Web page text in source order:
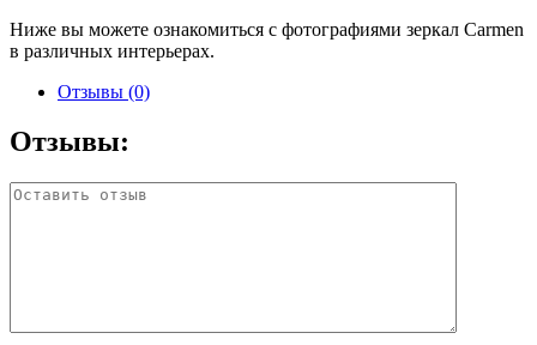
Ниже вы можете ознакомиться с фотографиями зеркал Carmen
в различных интерьерах.
Отзывы (0)
Отзывы: